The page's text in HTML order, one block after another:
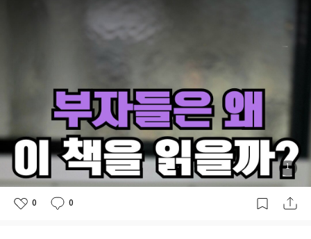
서
로
실
할
1
0 0